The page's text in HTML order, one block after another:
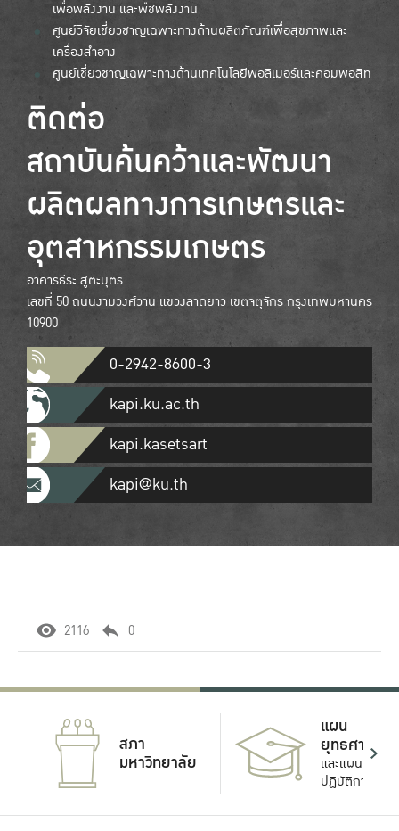
เพื่อพลังงาน และพืชพลังงาน
ศูนย์วิจัยเชี่ยวชาญเฉพาะทางด้านผลิตภัณฑ์เพื่อสุขภาพและ
เครื่องสำอาง
ศูนย์เชี่ยวชาญเฉพาะทางด้านเทคโนโลยีพอลิเมอร์และคอมพอสิท
ติดต่อ
สถาบันค้นคว้าและพัฒนา
ผลิตผลทางการเกษตรและ
อุตสาหกรรมเกษตร
อาคารธีระ สูตะบุตร
เลขที่ 50 ถนนงามวงศ์วาน แขวงลาดยาว เขตจตุจักร กรุงเทพมหานคร
10900
0-2942-8600-3
kapi.ku.ac.th
kapi.kasetsart
kapi@ku.th
2116 0
สภา
มหาวิทยาลัย
แผน
ยุทธศาสตร์
และแผน
ปฏิบัติการ